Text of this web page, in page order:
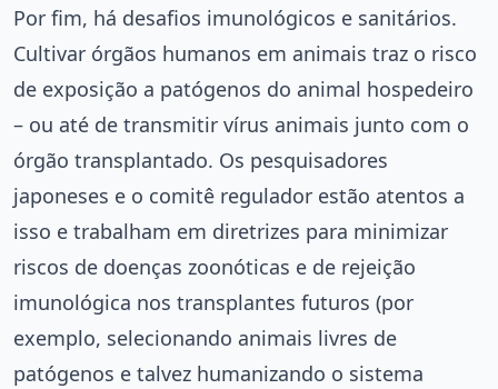
Por fim, há desafios imunológicos e sanitários.
Cultivar órgãos humanos em animais traz o risco
de exposição a patógenos do animal hospedeiro
– ou até de transmitir vírus animais junto com o
órgão transplantado. Os pesquisadores
japoneses e o comitê regulador estão atentos a
isso e trabalham em diretrizes para minimizar
riscos de doenças zoonóticas e de rejeição
imunológica nos transplantes futuros (por
exemplo, selecionando animais livres de
patógenos e talvez humanizando o sistema